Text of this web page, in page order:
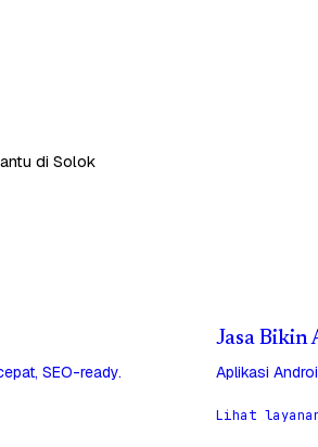
di Solok
SEO-ready.
Jasa Bikin
Aplikasi
Lihat